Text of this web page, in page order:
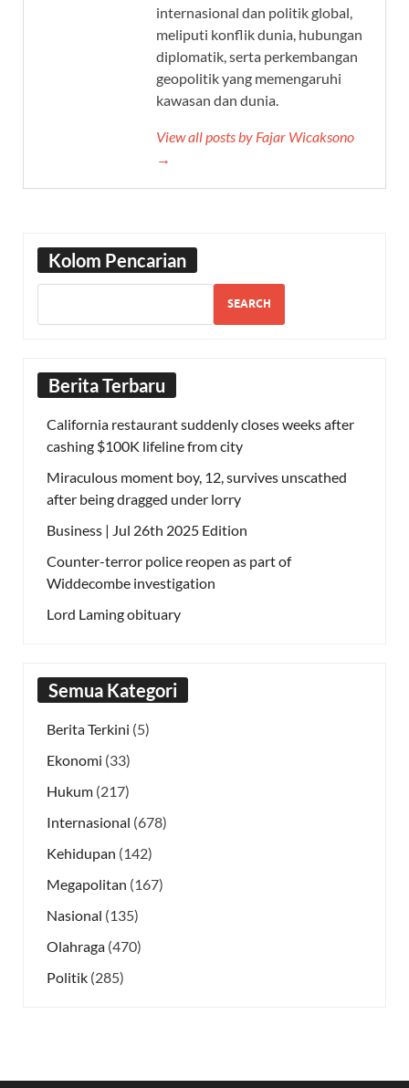
internasional dan politik global,
meliputi konflik dunia, hubungan
diplomatik, serta perkembangan
geopolitik yang memengaruhi
kawasan dan dunia.
View all posts by Fajar Wicaksono
→
Kolom Pencarian
SEARCH
Berita Terbaru
California restaurant suddenly closes weeks after
cashing $100K lifeline from city
Miraculous moment boy, 12, survives unscathed
after being dragged under lorry
Business | Jul 26th 2025 Edition
Counter-terror police reopen as part of
Widdecombe investigation
Lord Laming obituary
Semua Kategori
Berita Terkini (5)
Ekonomi (33)
Hukum (217)
Internasional (678)
Kehidupan (142)
Megapolitan (167)
Nasional (135)
Olahraga (470)
Politik (285)